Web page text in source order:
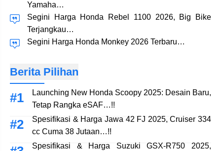
Yamaha…
Segini Harga Honda Rebel 1100 2026, Big Bike
Terjangkau…
Segini Harga Honda Monkey 2026 Terbaru…
Berita Pilihan
Launching New Honda Scoopy 2025: Desain Baru,
Tetap Rangka eSAF…!!
Spesifikasi & Harga Jawa 42 FJ 2025, Cruiser 334
cc Cuma 38 Jutaan…!!
Spesifikasi & Harga Suzuki GSX-R750 2025,